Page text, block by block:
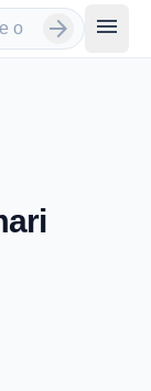
arrow_forward menu